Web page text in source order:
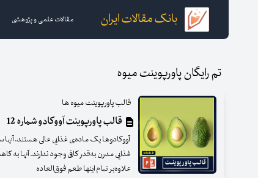
بانک مقالات ایران مقالات علمی و پژوهشی
تم رایگان پاورپوینت میوه
قالب پاورپوینت میوه ها
قالب پاورپوینت آووکادو شماره 12
آووکادوها یک ماده‌ی غذایی عالی هستند. آنها
غذایی مدرن به‌قدر کافی وجود ندارند. آنها
علاوه‌بر تمام اینها طعم فوق‌العاده